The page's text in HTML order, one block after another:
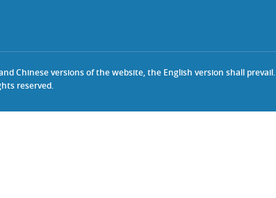
Chinese versions of the website, the English version shall prevail.
reserved.